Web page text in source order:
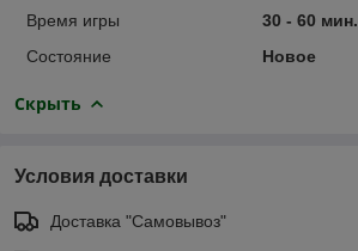
Время игры
30 - 60 мин.
Состояние
Новое
Скрыть
Условия доставки
Доставка "Самовывоз"